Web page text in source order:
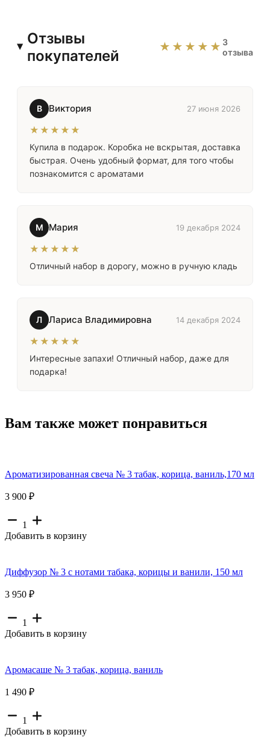
Отзывы
покупателей
★★★★★ 3
отзыва
В Виктория 27 июня 2026
★★★★★
Купила в подарок. Коробка не вскрытая, доставка
быстрая. Очень удобный формат, для того чтобы
познакомится с ароматами
М Мария 19 декабря 2024
★★★★★
Отличный набор в дорогу, можно в ручную кладь
Л Лариса Владимировна 14 декабря 2024
★★★★★
Интересные запахи! Отличный набор, даже для
подарка!
Вам также может понравиться
Ароматизированная свеча № 3 табак, корица, ваниль,170 мл
3 900 ₽
1
Добавить в корзину
Диффузор № 3 с нотами табака, корицы и ванили, 150 мл
3 950 ₽
1
Добавить в корзину
Аромасаше № 3 табак, корица, ваниль
1 490 ₽
1
Добавить в корзину